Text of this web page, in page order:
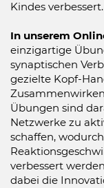
Kindes verbessert.
In unserem
einzigartige
synaptischen
gezielte Kopf-
Übungen sind
Netzwerke zu
schaffen,
verbessert
dabei die